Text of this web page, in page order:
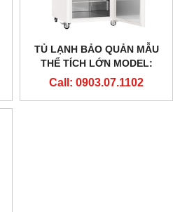
TỦ LẠNH BẢO QUẢN MẪU
THỂ TÍCH LỚN MODEL:
LKPV 8420
Call: 0903.07.1102